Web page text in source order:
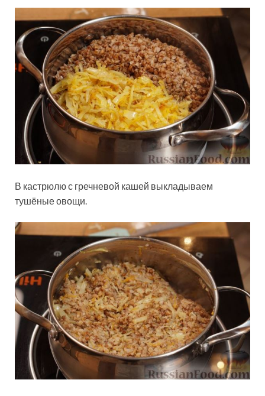
В кастрюлю с гречневой кашей выкладываем
тушёные овощи.